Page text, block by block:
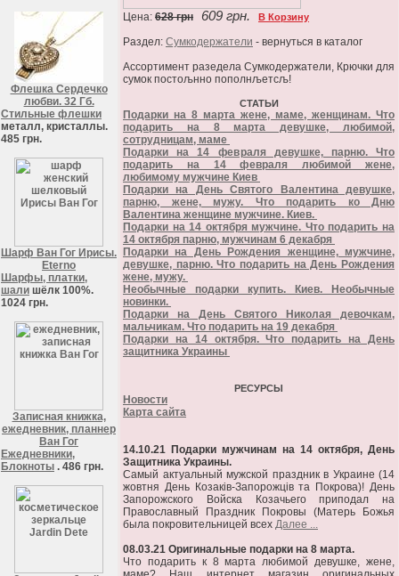
Флешка Сердечко
любви. 32 Гб.
Стильные флешки
металл, кристаллы.
485 грн.
Шарф Ван Гог Ирисы.
Eterno
Шарфы, платки,
шали шёлк 100%.
1024 грн.
Записная книжка,
ежедневник, планнер
Ван Гог
Ежедневники,
Блокноты . 486 грн.
Цена: 628 грн 609 грн. В Корзину
Раздел: Сумкодержатели - вернуться в каталог
Ассортимент разедела Сумкодержатели, Крючки для
сумок постољнно пополнљетсљ!
СТАТЬИ
Подарки на 8 марта жене, маме, женщинам. Что
подарить на 8 марта девушке, любимой,
сотрудницам, маме
Подарки на 14 февраля девушке, парню. Что
подарить на 14 февраля любимой жене,
любимому мужчине Киев
Подарки на День Святого Валентина девушке,
парню, жене, мужу. Что подарить ко Дню
Валентина женщине мужчине. Киев.
Подарки на 14 октября мужчине. Что подарить на
14 октября парню, мужчинам 6 декабря
Подарки на День Рождения женщине, мужчине,
девушке, парню. Что подарить на День Рождения
жене, мужу.
Необычные подарки купить. Киев. Необычные
новинки.
Подарки на День Святого Николая девочкам,
мальчикам. Что подарить на 19 декабря
Подарки на 14 октября. Что подарить на День
защитника Украины
РЕСУРСЫ
Новости
Карта сайта
14.10.21 Подарки мужчинам на 14 октября, День
Защитника Украины.
Самый актуальный мужской праздник в Украине (14
жовтня День Козаків-Запорожців та Покрова)! День
Запорожского Войска Козачьего приподал на
Православный Праздник Покровы (Матерь Божья
была покровительницей всех Далее ...
08.03.21 Оригинальные подарки на 8 марта.
Что подарить к 8 марта любимой девушке, жене,